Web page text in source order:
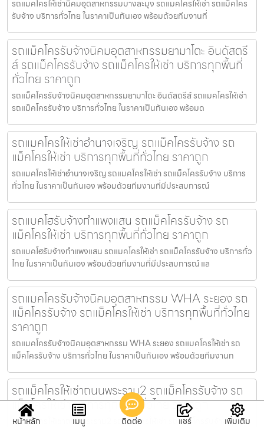
รถแมคโครให้เช่านิคมอุตสาหกรรมบางละมุง รถแมคโครให้เช่า รถแม็คโคร
รับจ้าง บริการทั่วไทย ในราคาเป็นกันเอง พร้อมด้วยทีมงานที่
รถแม็คโครรับจ้างนิคมอุตสาหกรรมยามาโตะ อินดัสตรี
ส์ รถแม็คโครรับจ้าง รถแม็คโครให้เช่า บริการทุกพื้นที่
ทั่วไทย ราคาถูก
รถแม็คโครรับจ้างนิคมอุตสาหกรรมยามาโตะ อินดัสตรีส์ รถแมคโครให้เช่า
รถแม็คโครรับจ้าง บริการทั่วไทย ในราคาเป็นกันเอง พร้อมด
รถแมคโครให้เช่าอำนาจเจริญ รถแม็คโครรับจ้าง รถ
แม็คโครให้เช่า บริการทุกพื้นที่ทั่วไทย ราคาถูก
รถแมคโครให้เช่าอำนาจเจริญ รถแมคโครให้เช่า รถแม็คโครรับจ้าง บริการ
ทั่วไทย ในราคาเป็นกันเอง พร้อมด้วยทีมงานที่มีประสบการณ์
รถแบคโฮรับจ้างกำแพงแสน รถแม็คโครรับจ้าง รถ
แม็คโครให้เช่า บริการทุกพื้นที่ทั่วไทย ราคาถูก
รถแบคโฮรับจ้างกำแพงแสน รถแมคโครให้เช่า รถแม็คโครรับจ้าง บริการทั่ว
ไทย ในราคาเป็นกันเอง พร้อมด้วยทีมงานที่มีประสบการณ์ แล
รถแมคโครรับจ้างนิคมอุตสาหกรรม WHA ระยอง รถ
แม็คโครรับจ้าง รถแม็คโครให้เช่า บริการทุกพื้นที่ทั่วไทย
ราคาถูก
รถแมคโครรับจ้างนิคมอุตสาหกรรม WHA ระยอง รถแมคโครให้เช่า รถ
แม็คโครรับจ้าง บริการทั่วไทย ในราคาเป็นกันเอง พร้อมด้วยทีมงานท
รถแม็คโครให้เช่าถนนพระราม2 รถแม็คโครรับจ้าง รถ
แม็คโครให้เช่า บริการทุกพื้นที่ทั่วไทย ราคาถูก
รถแม็คโครให้เช่าถนนพระราม2 รถแมคโครให้เช่า รถแม็คโครรับจ้าง บริการ
หน้าหลัก เมนู ติดต่อ แชร์ เพิ่มเติม